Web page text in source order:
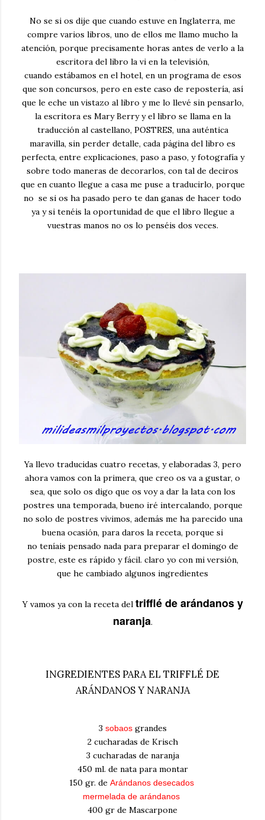
No se si os dije que cuando estuve en Inglaterra, me
compre varios libros, uno de ellos me llamo mucho la
atención, porque precisamente horas antes de verlo a la
escritora del libro la vi en la televisión,
cuando estábamos en el hotel, en un programa de esos
que son concursos, pero en este caso de repostería, así
que le eche un vistazo al libro y me lo llevé sin pensarlo,
la escritora es Mary Berry y el libro se llama en la
traducción al castellano, POSTRES, una auténtica
maravilla, sin perder detalle, cada página del libro es
perfecta, entre explicaciones, paso a paso, y fotografía y
sobre todo maneras de decorarlos, con tal de deciros
que en cuanto llegue a casa me puse a traducirlo, porque
no se si os ha pasado pero te dan ganas de hacer todo
ya y si tenéis la oportunidad de que el libro llegue a
vuestras manos no os lo penséis dos veces.
Ya llevo traducidas cuatro recetas, y elaboradas 3, pero
ahora vamos con la primera, que creo os va a gustar, o
sea, que solo os digo que os voy a dar la lata con los
postres una temporada, bueno iré intercalando, porque
no solo de postres vivimos, además me ha parecido una
buena ocasión, para daros la receta, porque si
no teníais pensado nada para preparar el domingo de
postre, este es rápido y fácil. claro yo con mi versión,
que he cambiado algunos ingredientes
Y vamos ya con la receta del trifflé de arándanos y
naranja.
INGREDIENTES PARA EL TRIFFLÉ DE
ARÁNDANOS Y NARANJA
3 sobaosgrandes
2 cucharadas de Krisch
3 cucharadas de naranja
450 ml. de nata para montar
150 gr. de Arándanos desecados
mermelada de arándanos
400 gr de Mascarpone